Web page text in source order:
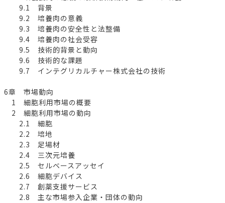
9.1 背景
9.2 培養肉の意義
9.3 培養肉の安全性と法整備
9.4 培養肉の社会受容
9.5 技術的背景と動向
9.6 技術的な課題
9.7 インテグリカルチャー株式会社の技術
6章 市場動向
1 細胞利用市場の概要
2 細胞利用市場の動向
2.1 細胞
2.2 培地
2.3 足場材
2.4 三次元培養
2.5 セルベースアッセイ
2.6 細胞デバイス
2.7 創薬支援サービス
2.8 主な市場参入企業・団体の動向